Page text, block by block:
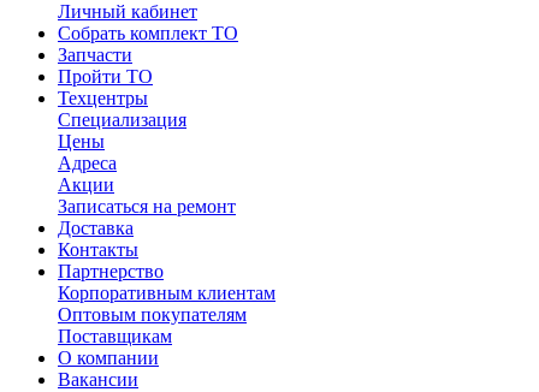
Личный кабинет
Собрать комплект ТО
Запчасти
Пройти ТО
Техцентры
Специализация
Цены
Адреса
Акции
Записаться на ремонт
Доставка
Контакты
Партнерство
Корпоративным клиентам
Оптовым покупателям
Поставщикам
О компании
Вакансии